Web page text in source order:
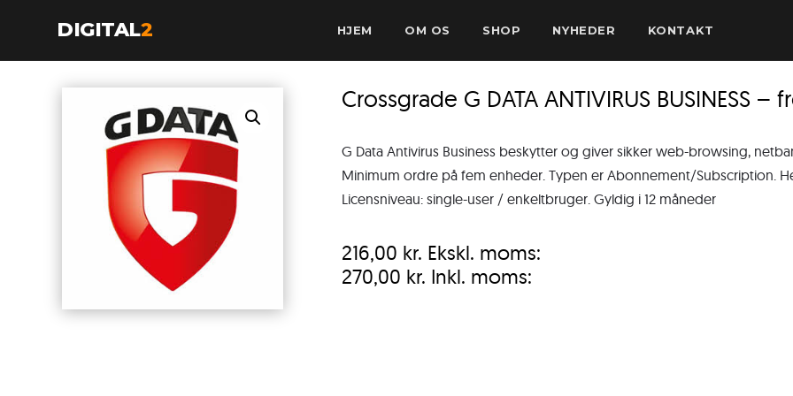
DIGITAL2 HJEM OM OS SHOP NYHEDER KONTAKT
Crossgrade G DATA ANTIVIRUS BUSINESS
G Data Antivirus Business beskytter og giver sikker web-browsing,
Minimum ordre på fem enheder. Typen er Abonnement/Subscription.
Licensniveau: single-user / enkeltbruger. Gyldig i 12 måneder
216,00 kr. Ekskl. moms:
270,00 kr. Inkl. moms: